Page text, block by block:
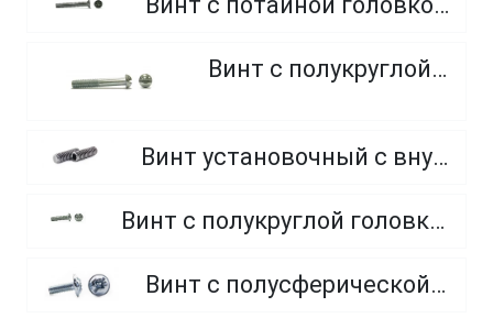
Винт с полукруглой головкой
Винт установочный с внутренним шестигранником и плоским концом
Винт с полукруглой головкой и внутренним шестигранником оцинкованный класс прочности 8.8 и 10.9
Винт с полусферической головкой и прессшайбой, полная резьба